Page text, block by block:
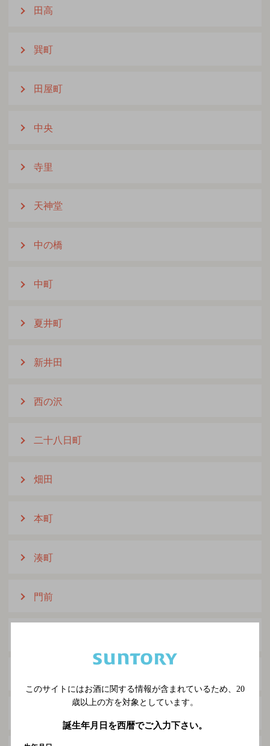
田高
巽町
田屋町
中央
寺里
天神堂
中の橋
中町
夏井町
新井田
西の沢
二十八日町
畑田
本町
湊町
門前
このサイトにはお酒に関する情報が含まれているため、 20
歳以上の方を対象としています。
誕生年月日を西暦でご入力下さい。